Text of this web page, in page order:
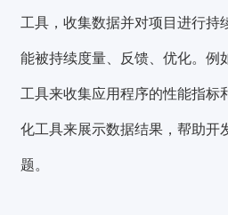
工具，收集数据并对项目进行持
能被持续度量、反馈、优化。例
工具来收集应用程序的性能指标
化工具来展示数据结果，帮助开
题。